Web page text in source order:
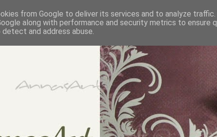
from Google to deliver its services and to analyze traffic.
along with performance and security metrics to ensure
and address abuse.